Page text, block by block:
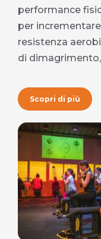
performance
per
resistenza
di
Scopri di più